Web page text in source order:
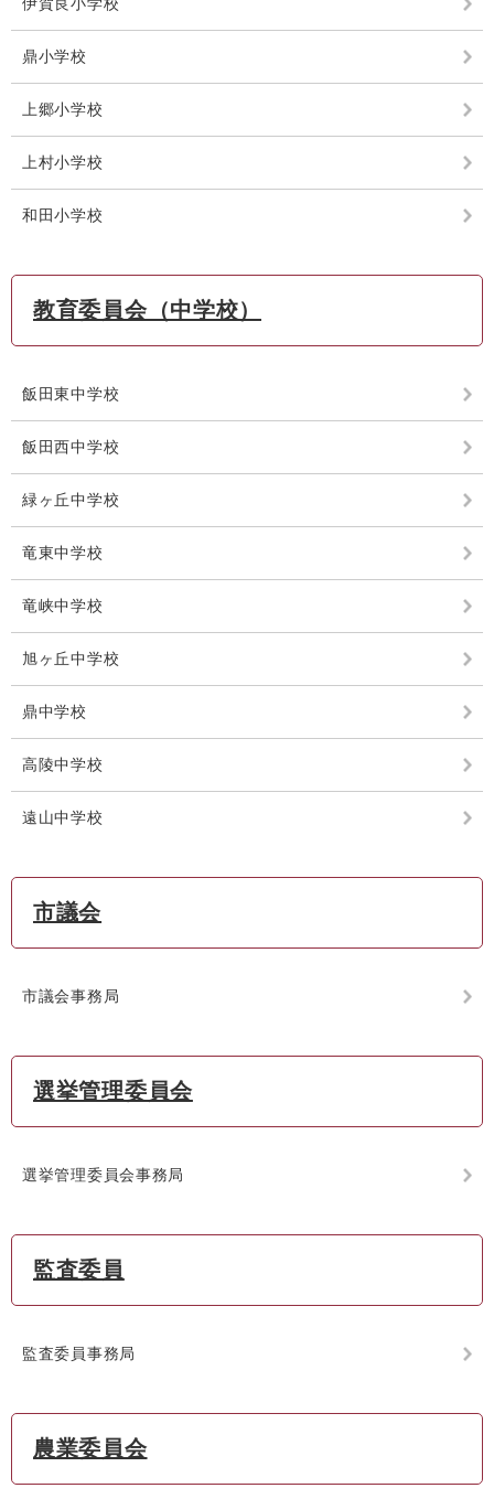
鼎小学校
上郷小学校
上村小学校
和田小学校
教育委員会（中学校）
飯田東中学校
飯田西中学校
緑ヶ丘中学校
竜東中学校
竜峡中学校
旭ヶ丘中学校
鼎中学校
高陵中学校
遠山中学校
市議会
市議会事務局
選挙管理委員会
選挙管理委員会事務局
監査委員
監査委員事務局
農業委員会